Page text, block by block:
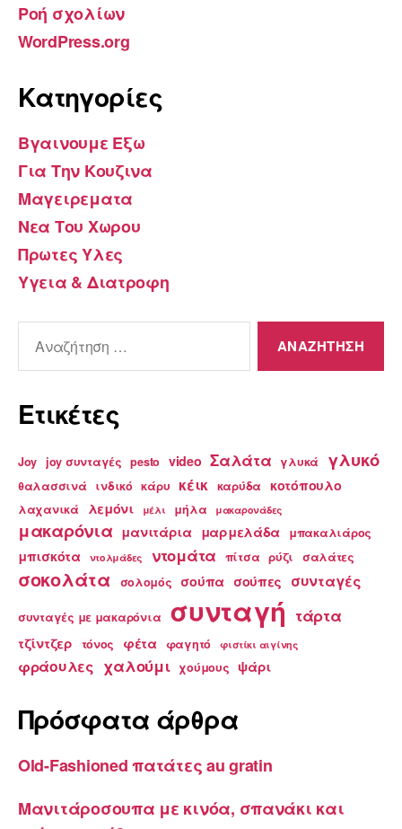
Ροή σχολίων
WordPress.org
Kατηγορίες
Βγαινουμε Εξω
Για Την Κουζινα
Μαγειρεματα
Νεα Του Χωρου
Πρωτες Υλες
Υγεια & Διατροφη
για:
Ετικέτες
Joy joy συνταγές pesto video Σαλάτα γλυκά γλυκό
θαλασσινά ινδικό κάρυ κέικ καρύδα κοτόπουλο
λαχανικά λεμόνι μέλι μήλα μακαρονάδες
μακαρόνια μανιτάρια μαρμελάδα μπακαλιάρος
μπισκότα ντολμάδες ντομάτα πίτσα ρύζι σαλάτες
σοκολάτα σολομός σούπα σούπες συνταγές
συνταγές με μακαρόνια συνταγή τάρτα
τζίντζερ τόνος φέτα φαγητό φιστίκι αιγίνης
φράουλες χαλούμι χούμους ψάρι
Πρόσφατα άρθρα
Old-Fashioned πατάτες au gratin
Μανιτάροσουπα με κινόα, σπανάκι και